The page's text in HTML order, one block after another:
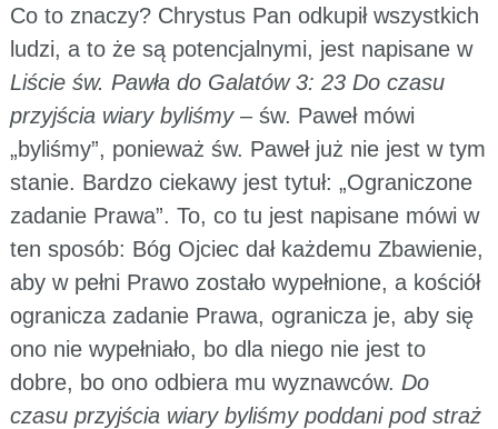
Co to znaczy? Chrystus Pan odkupił wszystkich
ludzi, a to że są potencjalnymi, jest napisane w
Liście św. Pawła do Galatów 3: 23 Do czasu
przyjścia wiary byliśmy– św. Paweł mówi
„byliśmy”, ponieważ św. Paweł już nie jest w tym
stanie. Bardzo ciekawy jest tytuł: „Ograniczone
zadanie Prawa”. To, co tu jest napisane mówi w
ten sposób: Bóg Ojciec dał każdemu Zbawienie,
aby w pełni Prawo zostało wypełnione, a kościół
ogranicza zadanie Prawa, ogranicza je, aby się
ono nie wypełniało, bo dla niego nie jest to
dobre, bo ono odbiera mu wyznawców. Do
czasu przyjścia wiary byliśmy poddani pod straż